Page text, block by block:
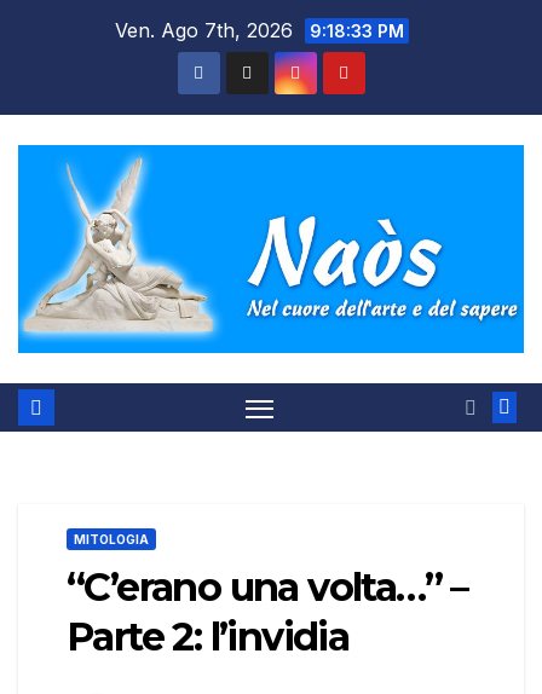
Ven. Ago 7th, 2026 9:18:34 PM
MITOLOGIA
“C’erano una volta…” –
Parte 2: l’invidia